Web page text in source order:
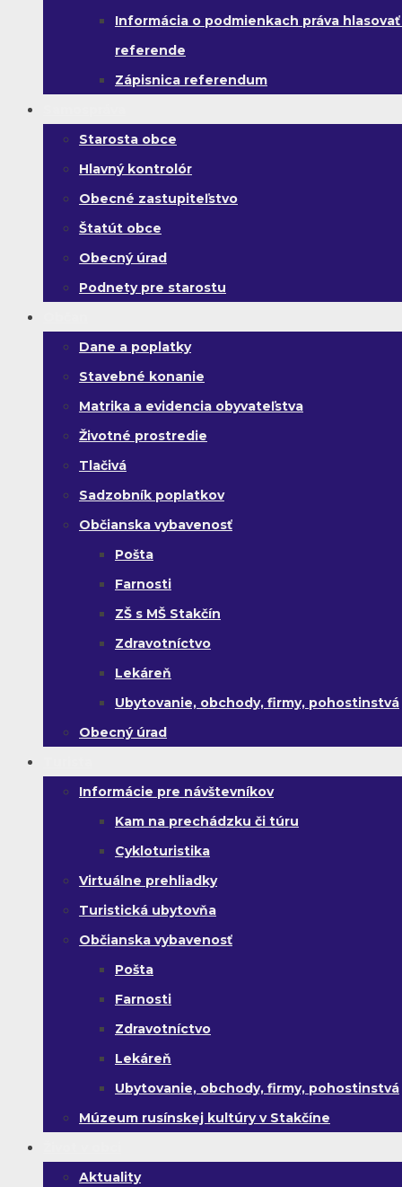
Informácia o podmienkach práva hlasovať
referende
Zápisnica referendum
Starosta obce
Hlavný kontrolór
Obecné zastupiteľstvo
Štatút obce
Obecný úrad
Podnety pre starostu
Dane a poplatky
Stavebné konanie
Matrika a evidencia obyvateľstva
Životné prostredie
Tlačivá
Sadzobník poplatkov
Občianska vybavenosť
Pošta
Farnosti
ZŠ s MŠ Stakčín
Zdravotníctvo
Lekáreň
Ubytovanie, obchody, firmy, pohostinstvá
Obecný úrad
Informácie pre návštevníkov
Kam na prechádzku či túru
Cykloturistika
Virtuálne prehliadky
Turistická ubytovňa
Občianska vybavenosť
Pošta
Farnosti
Zdravotníctvo
Lekáreň
Ubytovanie, obchody, firmy, pohostinstvá
Múzeum rusínskej kultúry v Stakčíne
Aktuality